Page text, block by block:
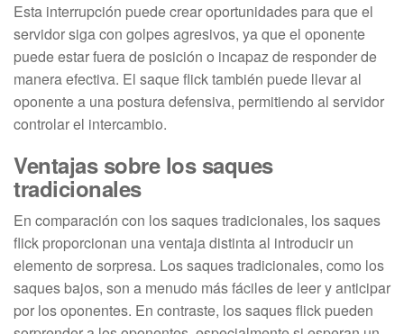
Esta interrupción puede crear oportunidades para que el
servidor siga con golpes agresivos, ya que el oponente
puede estar fuera de posición o incapaz de responder de
manera efectiva. El saque flick también puede llevar al
oponente a una postura defensiva, permitiendo al servidor
controlar el intercambio.
Ventajas sobre los saques
tradicionales
En comparación con los saques tradicionales, los saques
flick proporcionan una ventaja distinta al introducir un
elemento de sorpresa. Los saques tradicionales, como los
saques bajos, son a menudo más fáciles de leer y anticipar
por los oponentes. En contraste, los saques flick pueden